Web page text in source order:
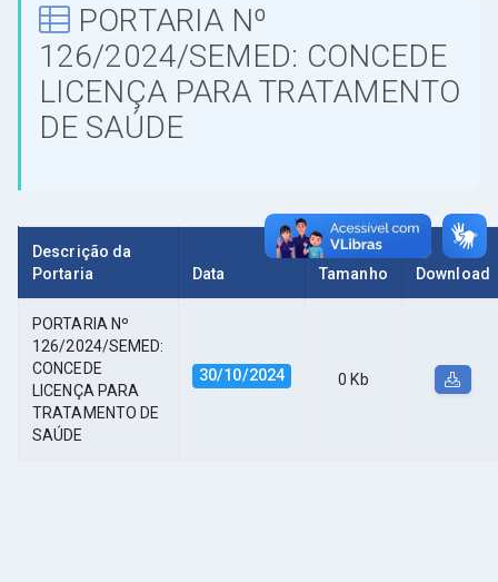
PORTARIA Nº
126/2024/SEMED: CONCEDE
LICENÇA PARA TRATAMENTO
DE SAÚDE
Descrição da
Portaria
Data Tamanho Download
PORTARIA Nº
126/2024/SEMED:
CONCEDE
LICENÇA PARA
TRATAMENTO DE
SAÚDE
30/10/2024 0 Kb